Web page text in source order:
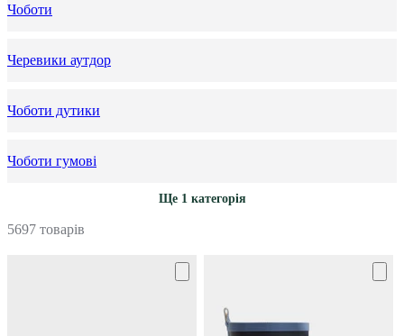
Чоботи
Черевики аутдор
Чоботи дутики
Чоботи гумові
Ще 1 категорія
5697 товарів